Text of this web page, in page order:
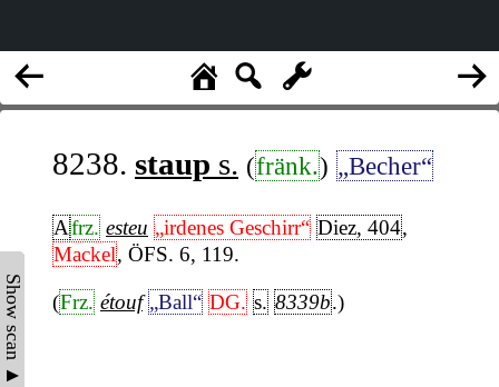
Show scan ▲
8238. staup s. (fränk.) „Becher“
Afrz. esteu „irdenes Geschirr“ Diez, 404,
Mackel, ÖFS. 6, 119.
(Frz. étouf „Ball“ DG. s. 8339b.)